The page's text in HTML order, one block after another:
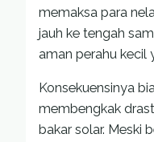
memaksa para
jauh ke tengah
aman perahu kecil
Konsekuensinya
membengkak
bakar solar. Meski